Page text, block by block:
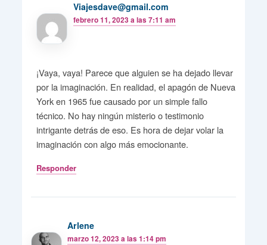
Viajesdave@gmail.com
febrero 11, 2023 a las 7:11 am
¡Vaya, vaya! Parece que alguien se ha dejado llevar
por la imaginación. En realidad, el apagón de Nueva
York en 1965 fue causado por un simple fallo
técnico. No hay ningún misterio o testimonio
intrigante detrás de eso. Es hora de dejar volar la
imaginación con algo más emocionante.
Responder
Arlene
marzo 12, 2023 a las 1:14 pm